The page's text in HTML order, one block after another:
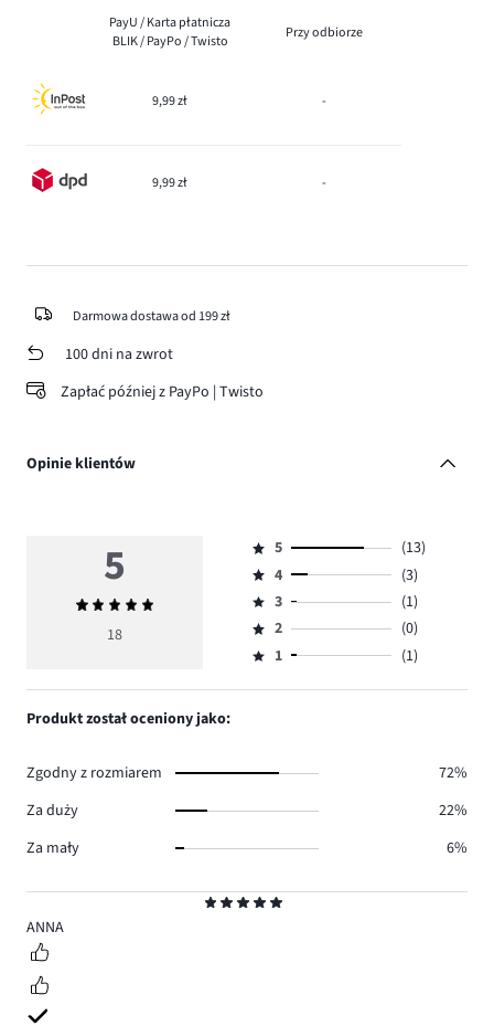
PayU / Karta płatnicza
BLIK / PayPo / Twisto
Przy odbiorze
9,99 zł -
9,99 zł -
Darmowa dostawa od 199 zł
100 dni na zwrot
Zapłać później z PayPo | Twisto
Opinie klientów
5
ANNA
5
Średnia
ocena
18
Ocena
5,
ilość
głosów
13.
5
(13)
Ocena
4,
ilość
głosów
4
(3)
Ocena
3,
ilość
3
(1)
Ocena
2,
2
(0)
Ocena
1,
1 (1)
Produkt został oceniony jako:
Zgodny z rozmiarem
72%
Za duży
22%
Za mały
6%